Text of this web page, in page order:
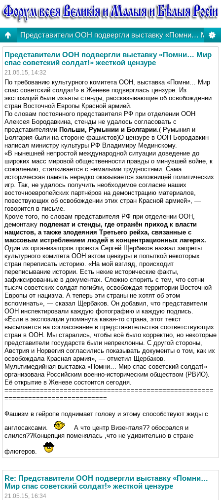
Представители ООН подвергли выставку «Помни… Мир
Представители ООН подвергли выставку «Помни… Мир
спас советский солдат!» жесткой цензуре
21.05.15, 14:32
По требованию культурного комитета ООН, выставка «Помни… Мир
спас советский солдат!» в Женеве подверглась цензуре. Из
экспозиций были изъяты стенды, рассказывающие об освобождении
стран Восточной Европы Красной армией.
По словам постоянного представителя РФ при отделении ООН
Алексея Бородавкина, стенды не удалось согласовать с
представителями Польши, Румынии и Болгарии .( Румыния и
Болгария были на стороне фашистов)О цензуре в ООН Бородавкин
написал министру культуры РФ Владимиру Мединскому.
«В нынешней непростой международной ситуации доведение до
широких масс мировой общественности правды о минувшей войне, к
сожалению, сталкивается с немалыми трудностями. Сама
историческая память нередко оказывается заложницей политических
игр. Так, не удалось получить необходимое согласие наших
восточноевропейских партнёров на демонстрацию материалов,
повествующих об освобождении этих стран Красной армией», —
говорится в письме.
Кроме того, по словам представителя РФ при отделении ООН,
демонтажу подлежат и стенды, где отражён приход к власти
нацистов, а также злодеяния Третьего рейха, связанные с
массовым истреблением людей в концентрационных лагерях.
Один из организаторов проекта Сергей Щербаков назвал запреты
культурного комитета ООН актом цензуры и попыткой некоторых
стран переписать историю. «На мой взгляд, происходит
переписывание истории. Есть некие исторические факты,
зафиксированные в документах. Сложно спорить с тем, что сотни
тысяч советских солдат погибли, освобождая территории Восточной
Европы от нацизма. А теперь эти страны не хотят об этом
вспоминать», — сказал Щербаков. Он добавил, что представители
ООН инспектировали каждую фотографию и каждую подпись.
«Если в экспозиции упомянута какая-то страна, этот текст
высылается на согласование в представительства соответствующих
стран в ООН. Мы старались, чтобы всё было корректно, но некоторые
представители государств были непреклонны. С другой стороны,
Австрия и Норвегия согласились показывать документы о том, как их
освобождала Красная армия», — отметил Щербаков.
Мультимедийная выставка «Помни… Мир спас советский солдат!»
организована Российским военно-историческим обществом (РВИО).
Её открытие в Женеве состоится сегодня.
=====================================================
==========================
Фашизм в гейропе поднимает голову и этому способствуют жиды с
англосаксами.
А что центp Визенталя?? обосрался и
слился??Концепция поменялась ,что не удивительно в стране
флюгеров.
Re: Представители ООН подвергли выставку «Помни…
Мир спас советский солдат!» жесткой цензуре
21.05.15, 16:34